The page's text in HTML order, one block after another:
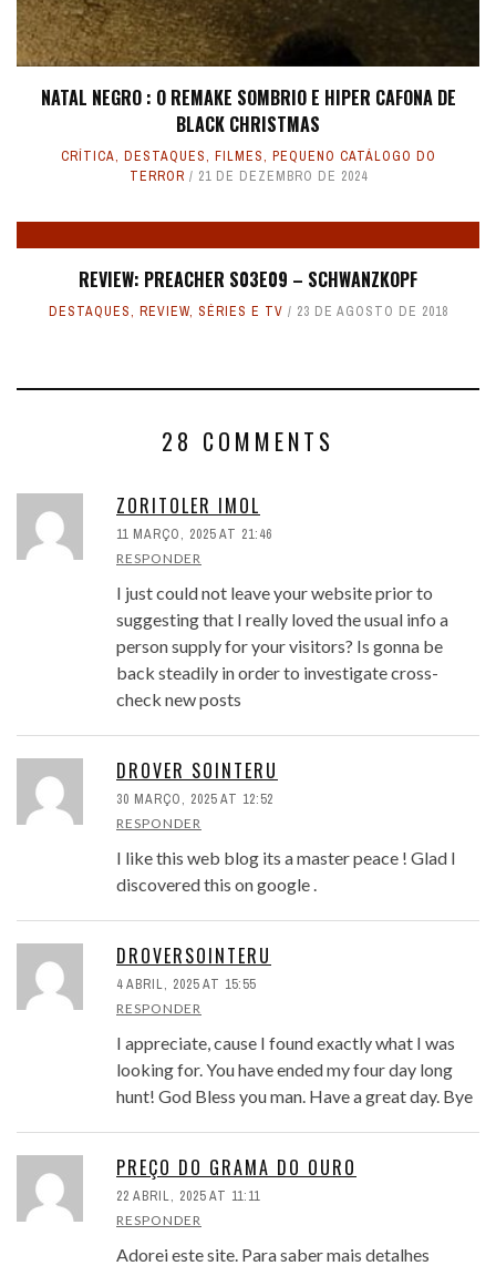
NATAL NEGRO : O REMAKE SOMBRIO E HIPER CAFONA DE
BLACK CHRISTMAS
CRÍTICA, DESTAQUES, FILMES, PEQUENO CATÁLOGO DO
TERROR
21 DE DEZEMBRO DE 2024
REVIEW: PREACHER S03E09 – SCHWANZKOPF
DESTAQUES, REVIEW, SÉRIES E TV 23 DE AGOSTO DE 2018
28 COMMENTS
ZORITOLER IMOL
11 MARÇO, 2025 AT 21:46
RESPONDER
I just could not leave your website prior to
suggesting that I really loved the usual info a
person supply for your visitors? Is gonna be
back steadily in order to investigate cross-
check new posts
DROVER SOINTERU
30 MARÇO, 2025 AT 12:52
RESPONDER
I like this web blog its a master peace ! Glad I
discovered this on google .
DROVERSOINTERU
4 ABRIL, 2025 AT 15:55
RESPONDER
I appreciate, cause I found exactly what I was
looking for. You have ended my four day long
hunt! God Bless you man. Have a great day. Bye
PREÇO DO GRAMA DO OURO
22 ABRIL, 2025 AT 11:11
RESPONDER
Adorei este site. Para saber mais detalhes